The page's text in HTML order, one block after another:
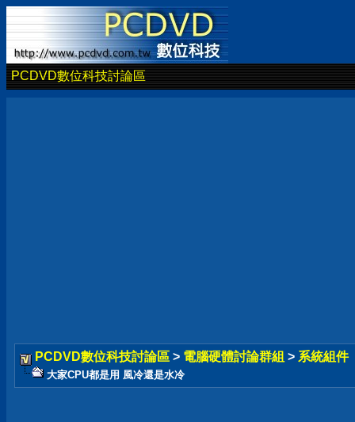
PCDVD數位科技討論區
PCDVD數位科技討論區 > 電腦硬體討論群組 > 系統組件
大家CPU都是用 風冷還是水冷